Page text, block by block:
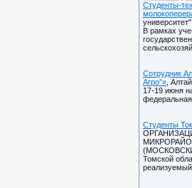
Студенты-
В рамках
Сотрудник
Агро”» ,
17-19 июня
Студенты
Томской